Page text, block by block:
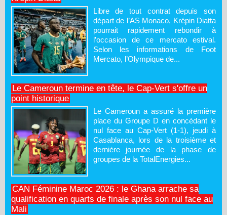
Libre de tout contrat depuis son
départ de l’AS Monaco, Krépin Diatta
pourrait rapidement rebondir à
l’occasion de ce mercato estival.
Selon les informations de Foot
Mercato, l’Olympique de...
Le Cameroun termine en tête, le Cap-Vert s'offre un
point historique
Le Cameroun a assuré la première
place du Groupe D en concédant le
nul face au Cap-Vert (1-1), jeudi à
Casablanca, lors de la troisième et
dernière journée de la phase de
groupes de la TotalEnergies...
CAN Féminine Maroc 2026 : le Ghana arrache sa
qualification en quarts de finale après son nul face au
Mali